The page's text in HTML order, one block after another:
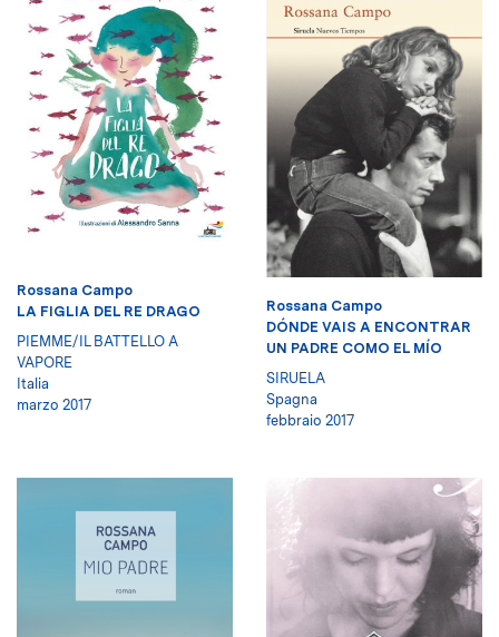
Rossana Campo
LA FIGLIA DEL RE DRAGO
PIEMME/IL BATTELLO A
VAPORE
Italia
marzo 2017
Rossana Campo
DÓNDE VAIS A ENCONTRAR
UN PADRE COMO EL MÍO
SIRUELA
Spagna
febbraio 2017